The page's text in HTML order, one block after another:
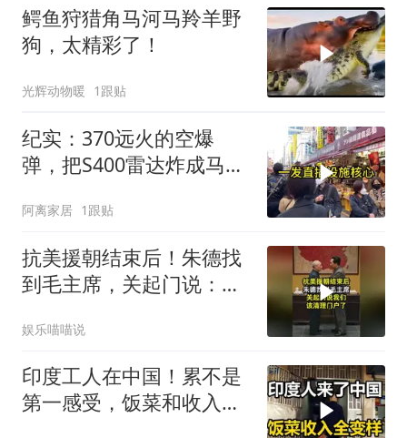
鳄鱼狩猎角马河马羚羊野
狗，太精彩了！
光辉动物暖 1跟贴
纪实：370远火的空爆
弹，把S400雷达炸成马蜂
了
阿离家居 1跟贴
抗美援朝结束后！朱德找
到毛主席，关起门说：我
娱乐喵喵说
印度工人在中国！累不是
第一感受，饭菜和收入让